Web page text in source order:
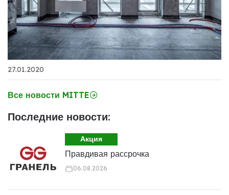
27.01.2020
Все новости MITTE
Последние новости:
Акция
Правдивая рассрочка
06.08.2026